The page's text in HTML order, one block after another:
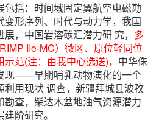
括：时间域固定翼航空电磁勘
形序列、时代与动力学，我国
，中国岩溶碳汇潜力研 究， 多
IIe-MC）微区、原位轻同位
范(注：由我中心选送)， 中华侏
现——早期哺乳动物演化的一个
用现状 调查，新疆拜城县波孜
勘查，柴达木盆地油气资源潜力
阶研究。